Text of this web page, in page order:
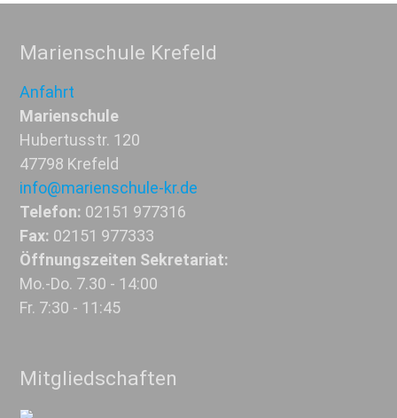
Marienschule Krefeld
Anfahrt
Marienschule
Hubertusstr. 120
47798 Krefeld
info@marienschule-kr.de
Telefon: 02151 977316
Fax: 02151 977333
Öffnungszeiten Sekretariat:
Mo.-Do. 7.30 - 14:00
Fr. 7:30 - 11:45
Mitgliedschaften